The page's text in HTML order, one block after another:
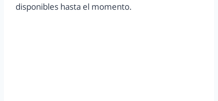
disponibles hasta el momento.